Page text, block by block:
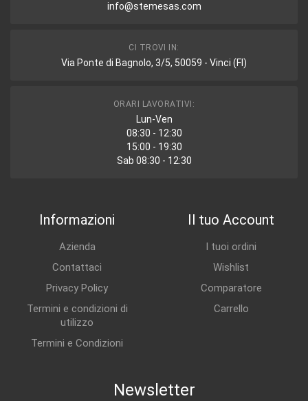
info@stemesas.com
CI TROVI IN:
Via Ponte di Bagnolo, 3/5, 50059 - Vinci (FI)
ORARI LAVORATIVI:
Lun-Ven
08:30 - 12:30
15:00 - 19:30
Sab 08:30 - 12:30
Informazioni
Azienda
Contattaci
Privacy Policy
Termini e condizioni di
utilizzo
Termini e Condizioni
Il tuo Account
I tuoi ordini
Wishlist
Comparatore
Carrello
Newsletter